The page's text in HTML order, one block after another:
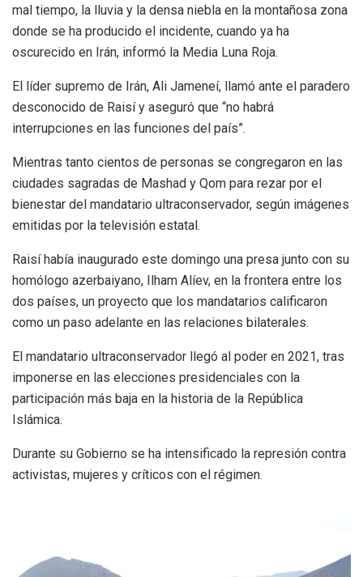
mal tiempo, la lluvia y la densa niebla en la montañosa zona
donde se ha producido el incidente, cuando ya ha
oscurecido en Irán, informó la Media Luna Roja.
El líder supremo de Irán, Ali Jameneí, llamó ante el paradero
desconocido de Raisí y aseguró que “no habrá
interrupciones en las funciones del país”.
Mientras tanto cientos de personas se congregaron en las
ciudades sagradas de Mashad y Qom para rezar por el
bienestar del mandatario ultraconservador, según imágenes
emitidas por la televisión estatal.
Raisí había inaugurado este domingo una presa junto con su
homólogo azerbaiyano, Ilham Alíev, en la frontera entre los
dos países, un proyecto que los mandatarios calificaron
como un paso adelante en las relaciones bilaterales.
El mandatario ultraconservador llegó al poder en 2021, tras
imponerse en las elecciones presidenciales con la
participación más baja en la historia de la República
Islámica.
Durante su Gobierno se ha intensificado la represión contra
activistas, mujeres y críticos con el régimen.